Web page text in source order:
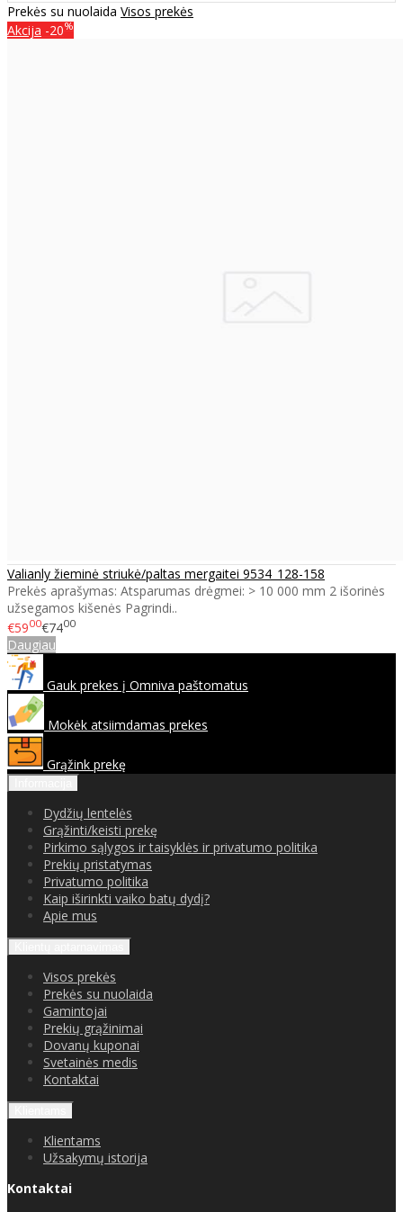
Prekės su nuolaida Visos prekės
Akcija -20%
Valianly žieminė striukė/paltas mergaitei 9534_128-158
Prekės aprašymas: Atsparumas drėgmei: > 10 000 mm 2 išorinės
užsegamos kišenės Pagrindi..
€5900€7400
Daugiau
Gauk prekes į Omniva paštomatus
Mokėk atsiimdamas prekes
Grąžink prekę
Dydžių lentelės
Grąžinti/keisti prekę
Pirkimo sąlygos ir taisyklės ir privatumo politika
Prekių pristatymas
Privatumo politika
Kaip iširinkti vaiko batų dydį?
Apie mus
Visos prekės
Prekės su nuolaida
Gamintojai
Prekių grąžinimai
Dovanų kuponai
Svetainės medis
Kontaktai
Klientams
Užsakymų istorija
Kontaktai